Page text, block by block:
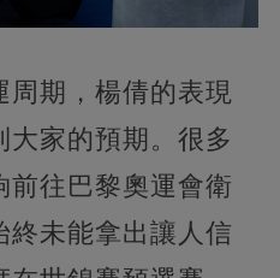
周期，楊倩的表現
家的預期。很多
前往巴黎奧運會衛
終未能拿出讓人信